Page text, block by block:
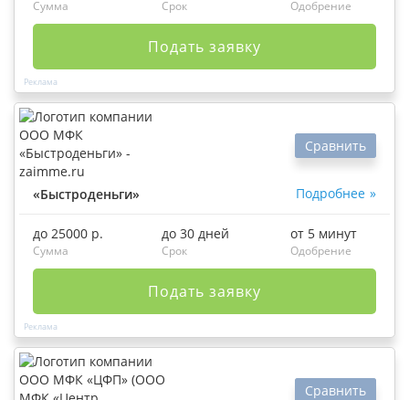
Сумма Срок Одобрение
Подать заявку
«Быстроденьги» Подробнее
Сравнить
до 25000 р.
Сумма
до 30 дней
Срок
от 5 минут
Одобрение
Подать заявку
Сравнить